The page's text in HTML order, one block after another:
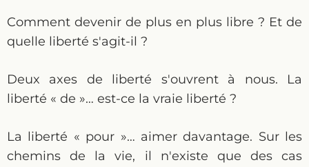
Comment devenir de plus en plus libre ? Et de
quelle liberté s'agit-il ?
Deux axes de liberté s'ouvrent à nous. La
liberté « de »… est-ce la vraie liberté ?
La liberté « pour »… aimer davantage. Sur les
chemins de la vie, il n'existe que des cas